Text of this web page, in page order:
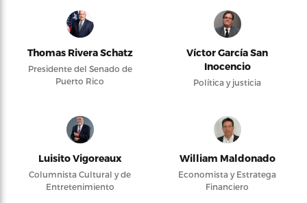
Thomas Rivera Schatz
Presidente del Senado de
Puerto Rico
Víctor García San
Inocencio
Política y justicia
Luisito Vigoreaux
Columnista Cultural y de
Entretenimiento
William Maldonado
Economista y Estratega
Financiero